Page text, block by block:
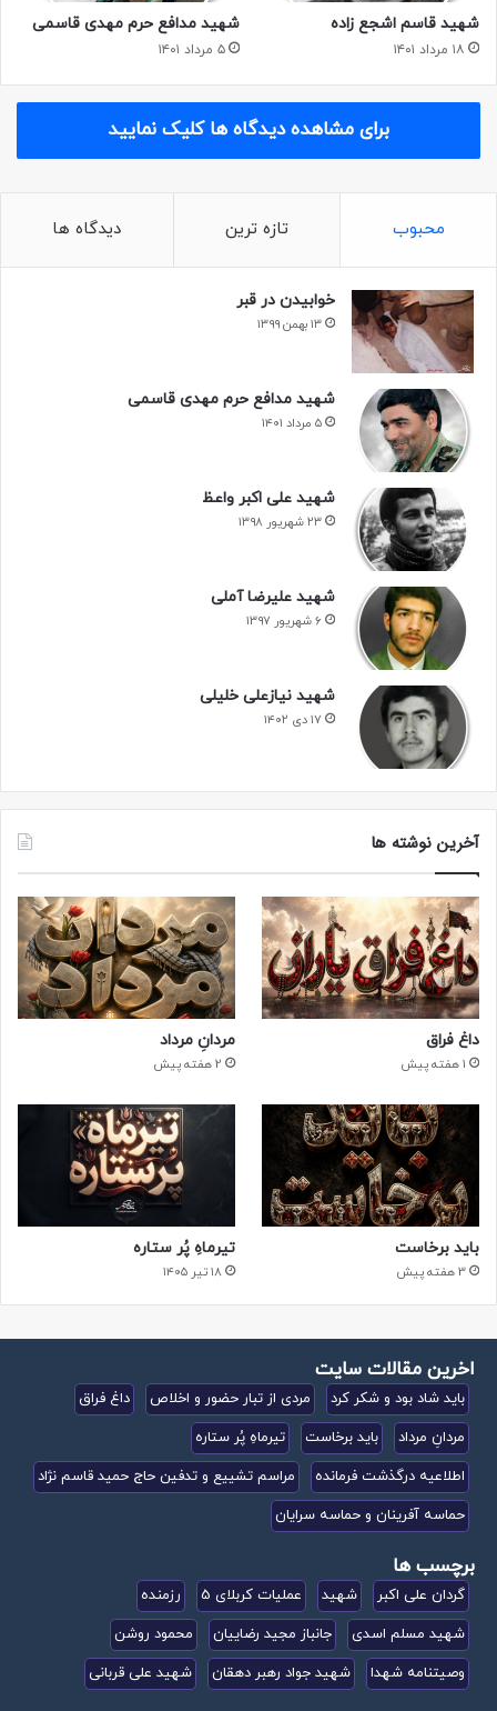
شهید قاسم اشجع زاده
۱۸ مرداد ۱۴۰۱
شهید مدافع حرم مهدی قاسمی
۵ مرداد ۱۴۰۱
برای مشاهده دیدگاه ها کلیک نمایید
محبوب تازه ترین دیدگاه ها
خوابیدن در قبر
۱۳ بهمن ۱۳۹۹
شهید مدافع حرم مهدی قاسمی
۵ مرداد ۱۴۰۱
شهید علی اکبر واعظ
۲۳ شهریور ۱۳۹۸
شهید علیرضا آملی
۶ شهریور ۱۳۹۷
شهید نیازعلی خلیلی
۱۷ دی ۱۴۰۲
آخرین نوشته ها
داغ فراق
1 هفته پیش
مردانِ مرداد
2 هفته پیش
باید برخاست
3 هفته پیش
تیرماهِ پُر ستاره
۱۸ تیر ۱۴۰۵
اخرین مقالات سایت
باید شاد بود و شکر کرد مردی از تبار حضور و اخلاص
داغ فراق
مردانِ مرداد
باید برخاست
تیرماهِ پُر ستاره
اطلاعیه درگذشت فرمانده
مراسم تشییع و تدفین حاج حمید قاسم نژاد
حماسه آفرینان و حماسه سرایان
برچسب ها
گردان علی اکبر شهید عملیات کربلای 5
رزمنده
شهید مسلم اسدی
جانباز مجید رضاییان
محمود روشن
وصیتنامه شهدا
شهید جواد رهبر دهقان شهید علی قربانی